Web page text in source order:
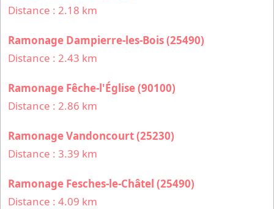
Distance : 2.18 km
Ramonage Dampierre-les-Bois (25490)
Distance : 2.43 km
Ramonage Fêche-l'Église (90100)
Distance : 2.86 km
Ramonage Vandoncourt (25230)
Distance : 3.39 km
Ramonage Fesches-le-Châtel (25490)
Distance : 4.09 km